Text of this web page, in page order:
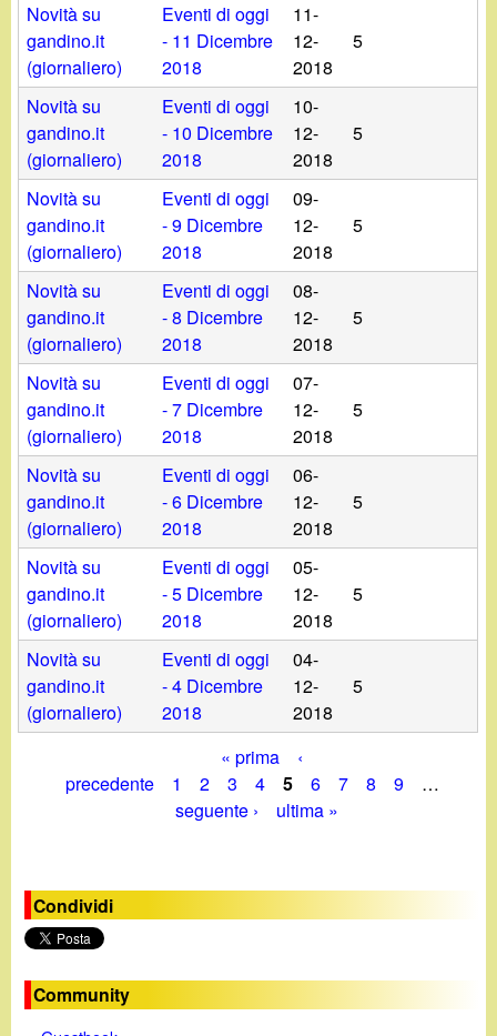
Novità su
gandino.it
(giornaliero)
Eventi di oggi
- 11 Dicembre
2018
11-
12-
2018
5
Novità su
gandino.it
(giornaliero)
Eventi di oggi
- 10 Dicembre
2018
10-
12-
2018
5
Novità su
gandino.it
(giornaliero)
Eventi di oggi
- 9 Dicembre
2018
09-
12-
2018
5
Novità su
gandino.it
(giornaliero)
Eventi di oggi
- 8 Dicembre
2018
08-
12-
2018
5
Novità su
gandino.it
(giornaliero)
Eventi di oggi
- 7 Dicembre
2018
07-
12-
2018
5
Novità su
gandino.it
(giornaliero)
Eventi di oggi
- 6 Dicembre
2018
06-
12-
2018
5
Novità su
gandino.it
(giornaliero)
Eventi di oggi
- 5 Dicembre
2018
05-
12-
2018
5
Novità su
gandino.it
(giornaliero)
Eventi di oggi
- 4 Dicembre
2018
04-
12-
2018
5
i
n
e
« prima
‹
precedente
1 2 3 4 5 6 7 8 9
…
seguente ›
ultima »
Condividi
Community